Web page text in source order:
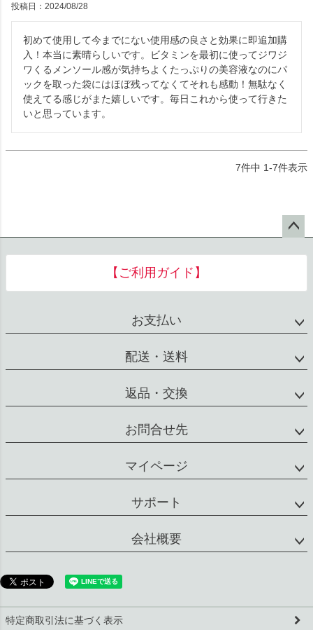
投稿日 2024/08/28
初めて使用して今までにない使用感の良さと効果に即追加購
入！本当に素晴らしいです。ビタミンを最初に使ってジワジ
ワくるメンソール感が気持ちよくたっぷりの美容液なのにパ
ックを取った袋にはほぼ残ってなくてそれも感動！無駄なく
使えてる感じがまた嬉しいです。毎日これから使って行きた
いと思っています。
7件中 1-7件表示
へ
【ご利用ガイド】
お支払い
配送・送料
返品・交換
お問合せ先
マイページ
サポート
会社概要
特定商取引法に基づく表示